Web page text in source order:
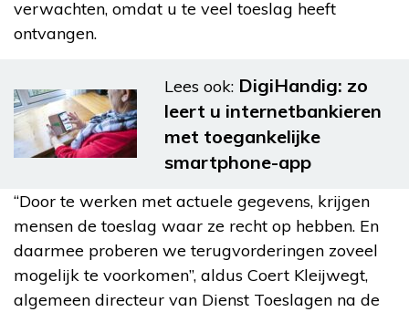
verwachten, omdat u te veel toeslag heeft
ontvangen.
Lees ook: DigiHandig: zo
leert u internetbankieren
met toegankelijke
smartphone-app
“Door te werken met actuele gegevens, krijgen
mensen de toeslag waar ze recht op hebben. En
daarmee proberen we terugvorderingen zoveel
mogelijk te voorkomen”, aldus Coert Kleijwegt,
algemeen directeur van Dienst Toeslagen na de